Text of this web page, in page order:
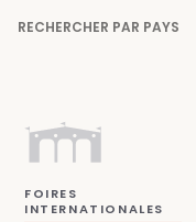
RECHERCHER PAR PAYS
FOIRES
INTERNATIONALES